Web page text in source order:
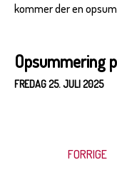
kommer der en
Opsummering
FREDAG 25. JULI 2025
FORRIGE